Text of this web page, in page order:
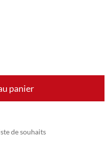
panier
de souhaits